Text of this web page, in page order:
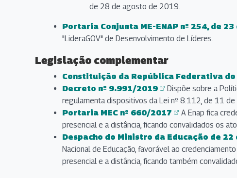
de 28 de agosto de 2019.
Portaria Conjunta ME-ENAP nº 254, de
(abre em nova aba)
"LideraGOV" de Desenvolvimento de Líderes.
Legislação complementar
Constituição da República Federativa
(abre em nova aba)
Decreto nº 9.991/2019
(abre em nova aba)
Dispõe sobre a
regulamenta dispositivos da Lei nº 8.112, de 11
Portaria MEC nº 660/2017
(abre em nova aba)
A Enap fica
presencial e a distância, ficando convalidados os
Despacho do Ministro da Educação de 22
(abre em nova aba)
Nacional de Educação, favorável ao
presencial e a distância, ficando também